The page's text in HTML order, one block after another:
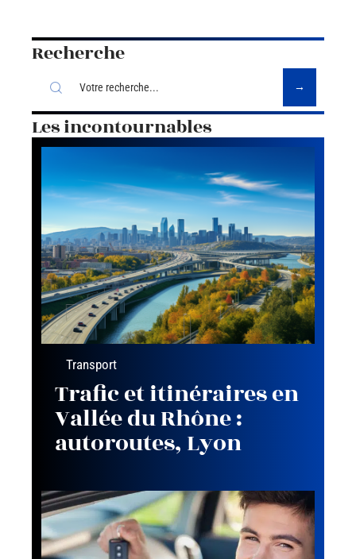
Recherche
Les incontournables
Transport
Trafic et itinéraires en
Vallée du Rhône :
autoroutes, Lyon